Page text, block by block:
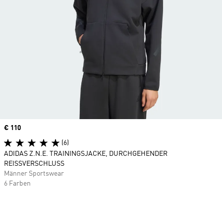
Price
€ 110
(6)
ADIDAS Z.N.E. TRAININGSJACKE, DURCHGEHENDER
REISSVERSCHLUSS
Männer Sportswear
6 Farben